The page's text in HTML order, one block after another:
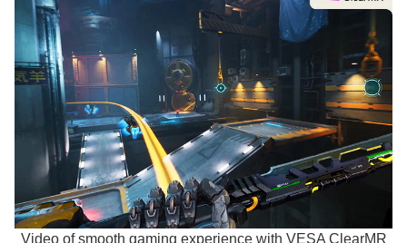
Video of smooth gaming experience with VESA ClearMR